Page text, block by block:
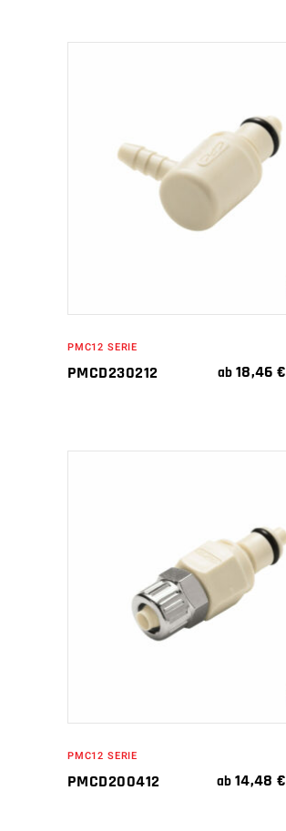
IN DEN WARENKORB
PMC12 SERIE
PMCD230212 ab 18,46€
IN DEN WARENKORB
PMC12 SERIE
PMCD200412 ab 14,48€